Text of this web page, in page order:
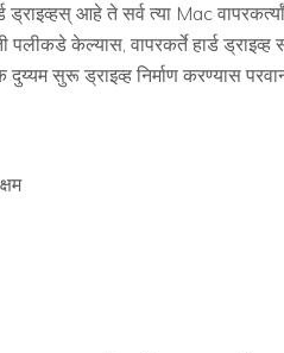
आहे ते सर्व त्या Mac
केल्यास, वापरकर्ते हार्ड ड्राइव्ह
सुरू ड्राइव्ह निर्माण करण्यास